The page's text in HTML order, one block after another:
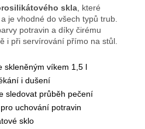
skla, které
je vhodné do všech typů trub.
potravin a díky čirému
i při servírování přímo na stůl.
skleněným víkem 1,5 l
i dušení
sledovat průběh pečení
uchování potravin
sklo